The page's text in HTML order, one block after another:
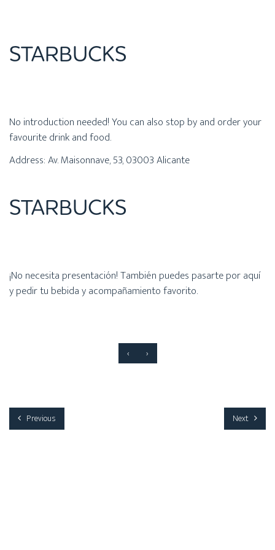
STARBUCKS
No introduction needed! You can also stop by and order your
favourite drink and food.
Address: Av. Maisonnave, 53, 03003 Alicante
STARBUCKS
¡No necesita presentación! También puedes pasarte por aquí
y pedir tu bebida y acompañamiento favorito.
‹ ›
Previous Next